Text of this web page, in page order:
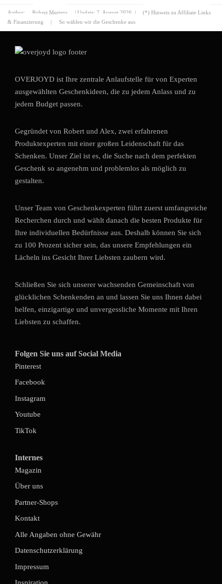
Author: Robert Mertens | Update: 7. August 2026 |
(*) Hinweis zu Affiliate Links
& Finanzierung
| So wählen wir die Geschenke aus
OVERJOYD ist Ihre zentrale Anlaufstelle für von Experten
ausgewählten Geschenkideen, die zu jedem Anlass und zu
jedem Budget passen.
Gegründet von Robert und Alex, zwei erfahrenen
Produktexperten mit einer großen Leidenschaft für das
Schenken. Unser Ziel ist es, die Suche nach dem perfekten
Geschenk so angenehm und problemlos als möglich zu
gestalten.
Unser Team von Geschenkexperten führt zuerst umfangreiche
Recherchen durch und wählt danach die besten Produkte für
Ihre individuellen Bedürfnisse aus. Deshalb können Sie sich
zu 100 Prozent sicher sein, das unsere Empfehlungen ein
Lächeln ins Gesicht Ihrer Liebsten zaubern wird.
Schließen Sie sich unserer wachsenden Gemeinschaft von
glücklichen Schenkenden an und lassen Sie uns Ihnen dabei
helfen, einzigartige und unvergessliche Momente mit Ihren
Liebsten zu schaffen.
Folgen Sie uns auf Social Media
Pinterest
Facebook
Instagram
Youtube
TikTok
Internes
Magazin
Über uns
Partner-Shops
Kontakt
Alle Angaben ohne Gewähr
Datenschutzerklärung
Impressum